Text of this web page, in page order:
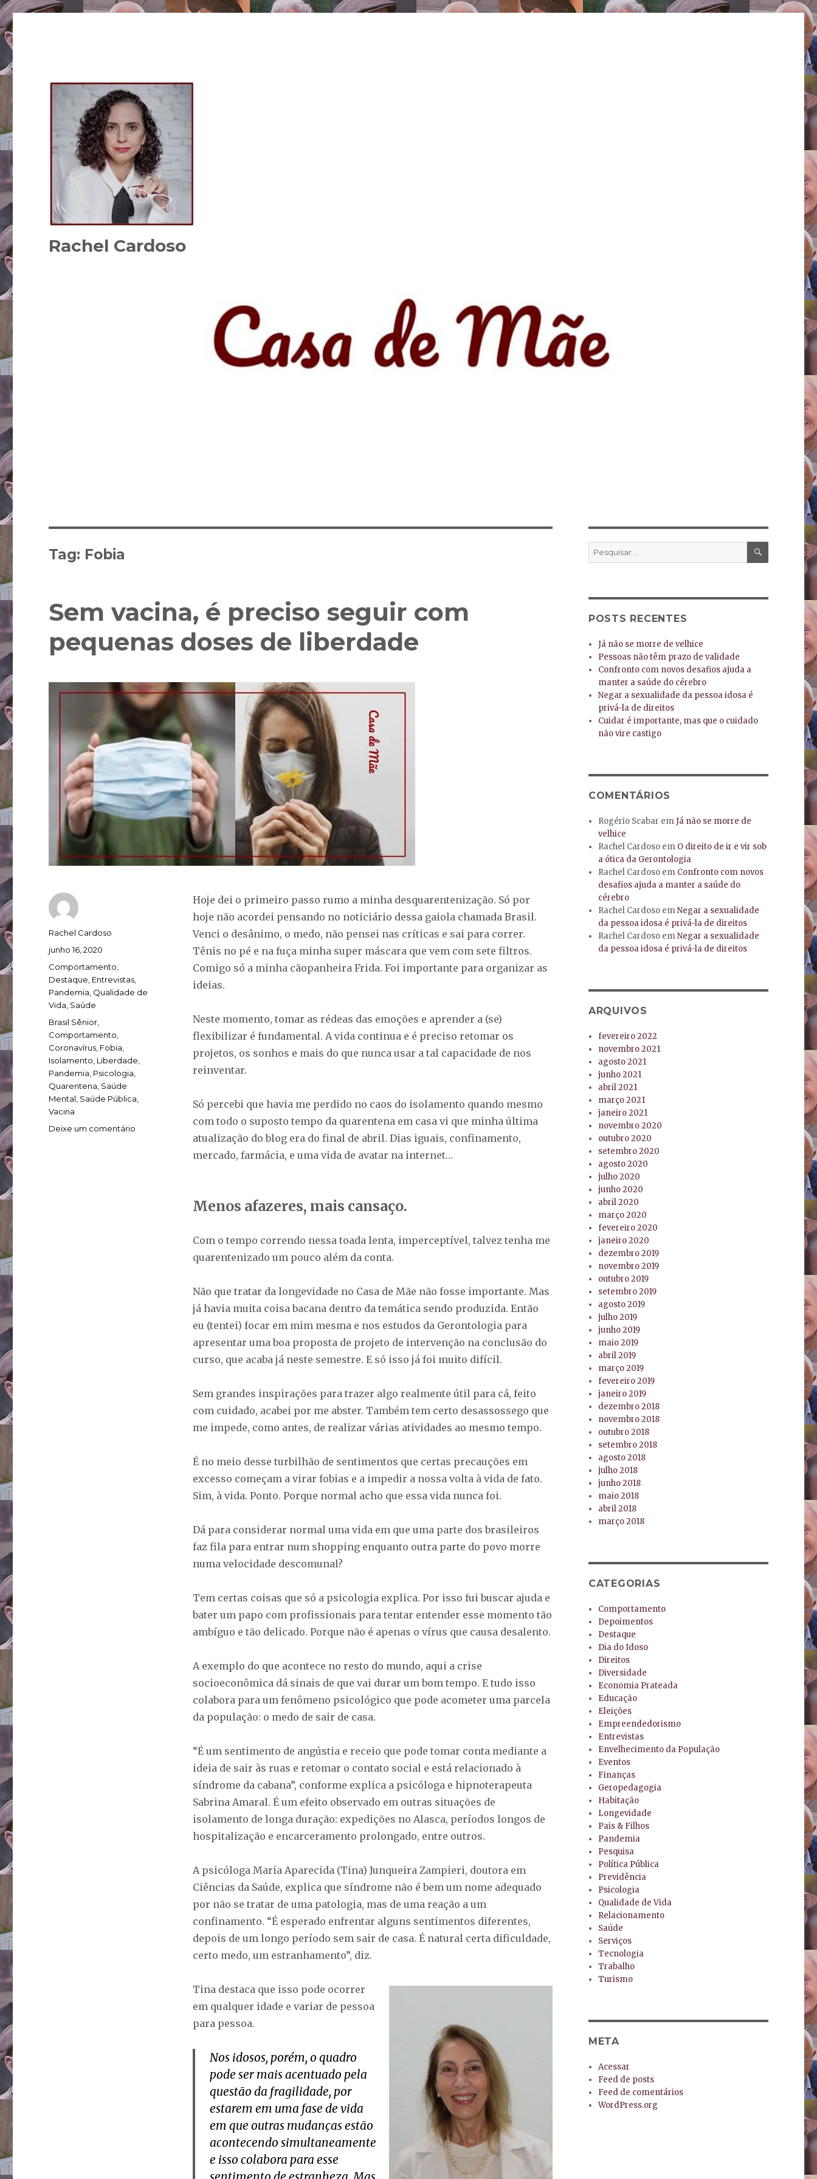
Rachel Cardoso
Tag: Fobia
Sem vacina, é preciso seguir com
pequenas doses de liberdade
Hoje dei o primeiro passo rumo a minha desquarentenização. Só por
hoje não acordei pensando no noticiário dessa gaiola chamada Brasil.
Venci o desânimo, o medo, não pensei nas críticas e sai para correr.
Tênis no pé e na fuça minha super máscara que vem com sete filtros.
Comigo só a minha cãopanheira Frida. Foi importante para organizar as
ideias.
Neste momento, tomar as rédeas das emoções e aprender a (se)
flexibilizar é fundamental. A vida continua e é preciso retomar os
projetos, os sonhos e mais do que nunca usar a tal capacidade de nos
reinventar.
Só percebi que havia me perdido no caos do isolamento quando mesmo
com todo o suposto tempo da quarentena em casa vi que minha última
atualização do blog era do final de abril. Dias iguais, confinamento,
mercado, farmácia, e uma vida de avatar na internet…
Menos afazeres, mais cansaço.
Com o tempo correndo nessa toada lenta, imperceptível, talvez tenha me
quarentenizado um pouco além da conta.
Não que tratar da longevidade no Casa de Mãe não fosse importante. Mas
já havia muita coisa bacana dentro da temática sendo produzida. Então
eu (tentei) focar em mim mesma e nos estudos da Gerontologia para
apresentar uma boa proposta de projeto de intervenção na conclusão do
curso, que acaba já neste semestre. E só isso já foi muito difícil.
Sem grandes inspirações para trazer algo realmente útil para cá, feito
com cuidado, acabei por me abster. Também tem certo desassossego que
me impede, como antes, de realizar várias atividades ao mesmo tempo.
É no meio desse turbilhão de sentimentos que certas precauções em
excesso começam a virar fobias e a impedir a nossa volta à vida de fato.
Sim, à vida. Ponto. Porque normal acho que essa vida nunca foi.
Dá para considerar normal uma vida em que uma parte dos brasileiros
faz fila para entrar num shopping enquanto outra parte do povo morre
numa velocidade descomunal?
Tem certas coisas que só a psicologia explica. Por isso fui buscar ajuda e
bater um papo com profissionais para tentar entender esse momento tão
ambíguo e tão delicado. Porque não é apenas o vírus que causa desalento.
A exemplo do que acontece no resto do mundo, aqui a crise
socioeconômica dá sinais de que vai durar um bom tempo. E tudo isso
colabora para um fenômeno psicológico que pode acometer uma parcela
da população: o medo de sair de casa.
“É um sentimento de angústia e receio que pode tomar conta mediante a
ideia de sair às ruas e retomar o contato social e está relacionado à
síndrome da cabana”, conforme explica a psicóloga e hipnoterapeuta
Sabrina Amaral. É um efeito observado em outras situações de
isolamento de longa duração: expedições no Alasca, períodos longos de
hospitalização e encarceramento prolongado, entre outros.
A psicóloga Maria Aparecida (Tina) Junqueira Zampieri, doutora em
Ciências da Saúde, explica que síndrome não é bem um nome adequado
por não se tratar de uma patologia, mas de uma reação a um
confinamento. “É esperado enfrentar alguns sentimentos diferentes,
depois de um longo período sem sair de casa. É natural certa dificuldade,
certo medo, um estranhamento”, diz.
Tina destaca que isso pode ocorrer
em qualquer idade e variar de pessoa
para pessoa.
Nos idosos, porém, o quadro
pode ser mais acentuado pela
questão da fragilidade, por
estarem em uma fase de vida
em que outras mudanças estão
acontecendo simultaneamente
e isso colabora para esse
Autor
Rachel Cardoso
Publicado
junho 16, 2020
Categorias
Comportamento
Destaque Entrevistas
Pandemia Qualidade de
Vida Saúde
Tags
Brasil Sênior
Comportamento
Coronavírus Fobia
Isolamento Liberdade
Pandemia Psicologia
Quarentena Saúde
Mental Saúde Pública
Vacina
Deixe um comentário
Pesquisar
por:
POSTS RECENTES
Já não se morre de velhice
Pessoas não têm prazo de validade
Confronto com novos desafios ajuda a
manter a saúde do cérebro
Negar a sexualidade da pessoa idosa é
privá-la de direitos
Cuidar é importante, mas que o cuidado
não vire castigo
COMENTÁRIOS
Rogério Scabar emJá não se morre de
velhice
Rachel Cardoso em O direito de ir e vir sob
a ótica da Gerontologia
Rachel Cardoso em Confronto com novos
desafios ajuda a manter a saúde do
cérebro
Rachel Cardoso emNegar a sexualidade
da pessoa idosa é privá-la de direitos
Rachel Cardoso emNegar a sexualidade
da pessoa idosa é privá-la de direitos
ARQUIVOS
fevereiro 2022
novembro 2021
agosto 2021
junho 2021
abril 2021
março 2021
janeiro 2021
novembro 2020
outubro 2020
setembro 2020
agosto 2020
julho 2020
junho 2020
abril 2020
março 2020
fevereiro 2020
janeiro 2020
dezembro 2019
novembro 2019
outubro 2019
setembro 2019
agosto 2019
julho 2019
junho 2019
maio 2019
abril 2019
março 2019
fevereiro 2019
janeiro 2019
dezembro 2018
novembro 2018
outubro 2018
setembro 2018
agosto 2018
julho 2018
junho 2018
maio 2018
abril 2018
março 2018
CATEGORIAS
Comportamento
Depoimentos
Destaque
Dia do Idoso
Direitos
Diversidade
Economia Prateada
Educação
Eleições
Empreendedorismo
Entrevistas
Envelhecimento da População
Eventos
Finanças
Geropedagogia
Habitação
Longevidade
Pais & Filhos
Pandemia
Pesquisa
Política Pública
Previdência
Psicologia
Qualidade de Vida
Relacionamento
Saúde
Serviços
Tecnologia
Trabalho
Turismo
META
Acessar
Feed de posts
Feed de comentários
WordPress.org